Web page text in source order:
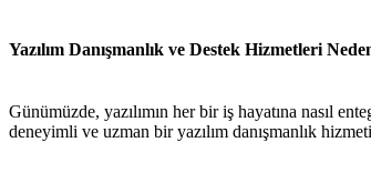
Yazılım Danışmanlık ve Destek Hizmetleri
Günümüzde, yazılımın her bir iş hayatına nasıl
deneyimli ve uzman bir yazılım danışmanlık